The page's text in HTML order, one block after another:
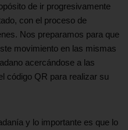
de ir progresivamente
con el proceso de
Nos preparamos para que
movimiento en las mismas
acercándose a las
código QR para realizar su
y lo importante es que lo